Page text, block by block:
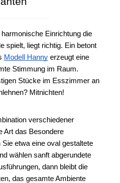
Einrichtung die
spielt, liegt richtig. Ein betont
Modell Hanny erzeugt eine
Stimmung im Raum.
Stücke im Esszimmer an
Mitnichten!
verschiedener
Art das Besondere
etwa eine oval gestaltete
wählen sanft abgerundete
dann bleibt die
das gesamte Ambiente